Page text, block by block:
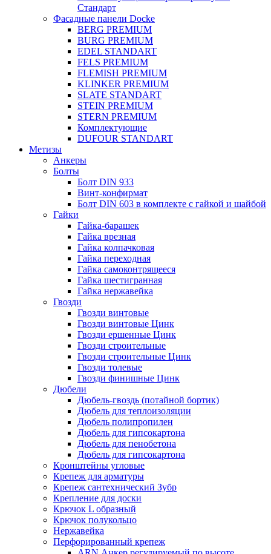
Стандарт
Фасадные панели Docke
BERG PREMIUM
BURG PREMIUM
EDEL STANDART
FELS PREMIUM
FLEMISH PREMIUM
KLINKER PREMIUM
SLATE STANDART
STEIN PREMIUM
STERN PREMIUM
Комплектующие
DUFOUR STANDART
Метизы
Анкеры
Болты
Болт DIN 933
Винт-конфирмат
Болт DIN 603 в комплекте с гайкой и шайбой
Гайки
Гайка-барашек
Гайка врезная
Гайка колпачковая
Гайка переходная
Гайка самоконтрящееся
Гайка шестигранная
Гайка нержавейка
Гвозди
Гвозди винтовые
Гвозди винтовые Цинк
Гвозди ершенные Цинк
Гвозди строительные
Гвозди строительные Цинк
Гвозди толевые
Гвозди финишные Цинк
Дюбели
Дюбель-гвоздь (потайной бортик)
Дюбель для теплоизоляции
Дюбель полипропилен
Дюбель для гипсокартона
Дюбель для пенобетона
Дюбель для гипсокартона
Кронштейны угловые
Крепеж для арматуры
Крепеж сантехнический Зубр
Крепление для доски
Крючок L образный
Крючок полукольцо
Нержавейка
Перфорированный крепеж